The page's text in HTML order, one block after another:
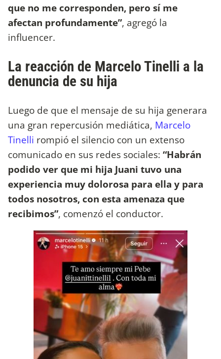
que no me corresponden, pero sí me
afectan profundamente”, agregó la
influencer.
La reacción de Marcelo Tinelli a la
denuncia de su hija
Luego de que el mensaje de su hija generara
una gran repercusión mediática, Marcelo
Tinelli rompió el silencio con un extenso
comunicado en sus redes sociales: “Habrán
podido ver que mi hija Juani tuvo una
experiencia muy dolorosa para ella y para
todos nosotros, con esta amenaza que
recibimos”, comenzó el conductor.